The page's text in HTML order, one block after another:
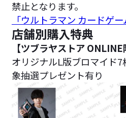
禁止となります。
「ウルトラマン カードゲ
店舗別購入特典
【ツブラヤストア ONLINE
オリジナルL版ブロマイド
象抽選プレゼント有り